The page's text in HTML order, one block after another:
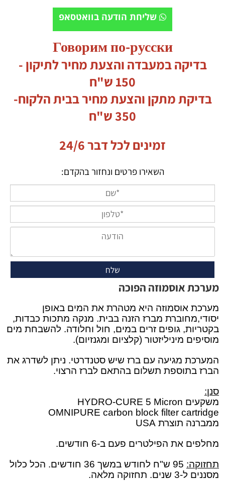
שליחת הודעה בוואטסאפ
Говорим по-русски
בדיקה במעבדה והצעת מחיר לתיקון -
150 ש"ח
בדיקת מתקן והצעת מחיר בבית הלקוח-
350 ש"ח
זמינים לכל דבר 24/6
השאירו פרטים ונחזור בהקדם:
מערכת אוסמוזה הפוכה
מערכת אוסמוזה היא מטהרת את המים באופן
יסודי,מחוברת מברז הזנה בבית. מנקה מתכות כבדות,
בקטריות, גופים זרים במים, חול וחלודה. להשבחת מים
מוסיפים מיניליזטור (קלציום ומגנזיום).
המערכת מגיעה עם ברז שיש סטנדרטי. ניתן לשדרג את
הברז בתוספת תשלום בהתאם לברז הרצוי.
סנן:
משקעים HYDRO-CURE 5 Micron
OMNIPURE carbon block filter cartridge
ממברנה תוצרת USA
מחלפים את הפילטרים פעם ב-6 חודשים.
תחזוקה:
95 ש"ח לחודש במשך 36 חודשים. הכל כלול
מסננים ל-3 שנים. תחזוקה מלאה.